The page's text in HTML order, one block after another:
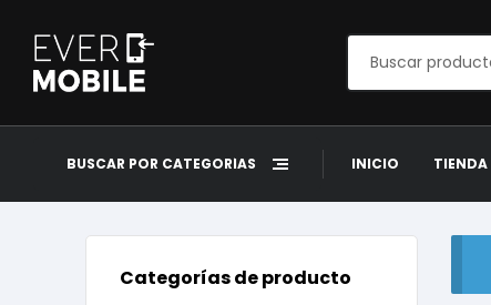
BUSCAR POR CATEGORÍAS INICIO TIENDA
Categorías de producto